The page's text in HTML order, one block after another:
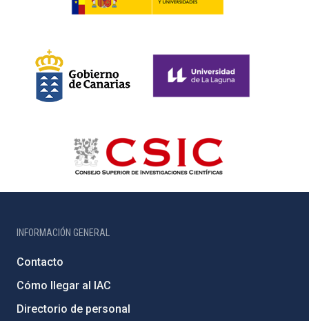
INFORMACIÓN GENERAL
Contacto
Cómo llegar al IAC
Directorio de personal